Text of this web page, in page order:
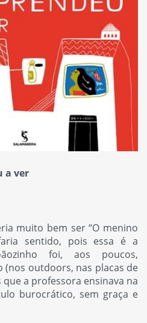
a ver
muito bem ser “O menino
sentido, pois essa é a
foi, aos poucos,
outdoors, nas placas de
a professora ensinava na
burocrático, sem graça e